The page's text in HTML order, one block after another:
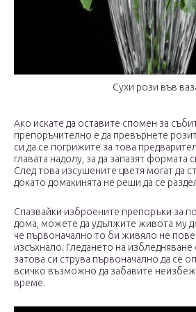
Сухи рози във
Ако искате да оставите спомен за
препоръчително е да превърнете
си да се погрижите за това
главата надолу, за да запазят формата
След това изсушените цветя могат да
докато домакинята не реши да се
Спазвайки изброените препоръки за
дома, можете да удължите живота му
че първоначално то би живяло не
изсъхнало. Гледането на
затова си струва първоначално да се
всичко възможно да забавите
време.